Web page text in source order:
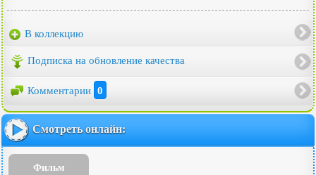
В коллекцию
Подписка на обновление качества
Комментарии 0
Смотреть онлайн:
Фильм